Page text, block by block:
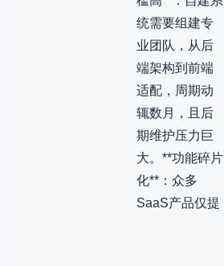
统需要组建专
业团队，从后
端架构到前端
适配，周期动
辄数月，且后
期维护压力巨
大。**功能碎片
化**：众多
SaaS产品仅提